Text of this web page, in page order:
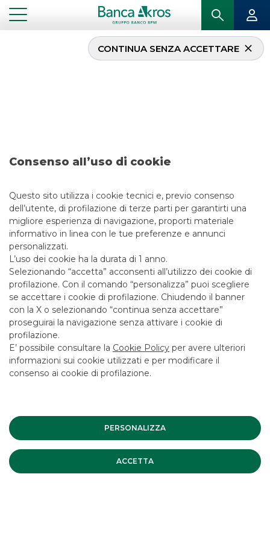
Consenso all’uso di cookie
Questo sito utilizza i cookie tecnici e, previo consenso
dell’utente, di profilazione di terze parti per garantirti una
migliore esperienza di navigazione, proporti materiale
informativo in linea con le tue preferenze e annunci
personalizzati.
L’uso dei cookie ha la durata di 1 anno.
Selezionando “accetta” acconsenti all’utilizzo dei cookie di
profilazione. Con il comando “personalizza” puoi scegliere
se accettare i cookie di profilazione. Chiudendo il banner
con la X o selezionando “continua senza accettare”
proseguirai la navigazione senza attivare i cookie di
profilazione.
E’ possibile consultare la Cookie Policy per avere ulteriori
informazioni sui cookie utilizzati e per modificare il
consenso ai cookie di profilazione.
PERSONALIZZA
ACCETTA
CONTINUA SENZA ACCETTARE
Operazione – DoBank –
13/5/2021
LINK UTILI
CONTATTACI
LAVORA CON NOI
SICUREZZA
ALTRI SITI DEL GRUPPO
SOCIETA' PARTECIPATE
Banca Akros, Viale Eginardo 29, 20149 Milano | P.IVA 10537050964 |